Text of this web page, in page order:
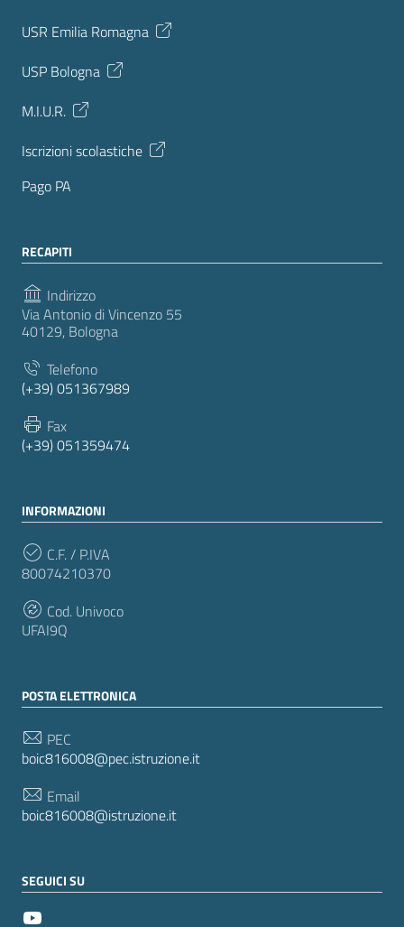
USR Emilia Romagna
USP Bologna
M.I.U.R.
Iscrizioni scolastiche
Pago PA
RECAPITI
Indirizzo
Via Antonio di Vincenzo 55
40129, Bologna
Telefono
(+39) 051367989
Fax
(+39) 051359474
INFORMAZIONI
C.F. / P.IVA
80074210370
Cod. Univoco
UFAI9Q
POSTA ELETTRONICA
PEC
boic816008@pec.istruzione.it
Email
boic816008@istruzione.it
SEGUICI SU